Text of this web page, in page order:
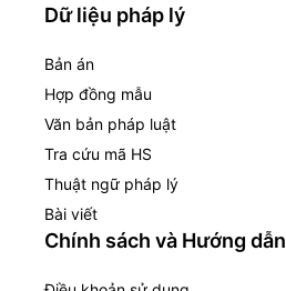
Dữ liệu pháp lý
Bản án
Hợp đồng mẫu
Văn bản pháp luật
Tra cứu mã HS
Thuật ngữ pháp lý
Bài viết
Chính sách và Hướng dẫn